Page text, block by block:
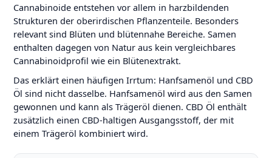
Cannabinoide entstehen vor allem in harzbildenden
Strukturen der oberirdischen Pflanzenteile. Besonders
relevant sind Blüten und blütennahe Bereiche. Samen
enthalten dagegen von Natur aus kein vergleichbares
Cannabinoidprofil wie ein Blütenextrakt.
Das erklärt einen häufigen Irrtum: Hanfsamenöl und CBD
Öl sind nicht dasselbe. Hanfsamenöl wird aus den Samen
gewonnen und kann als Trägeröl dienen. CBD Öl enthält
zusätzlich einen CBD-haltigen Ausgangsstoff, der mit
einem Trägeröl kombiniert wird.